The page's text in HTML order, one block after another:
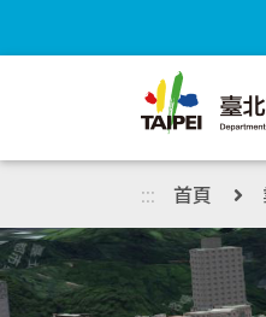
::: 首頁